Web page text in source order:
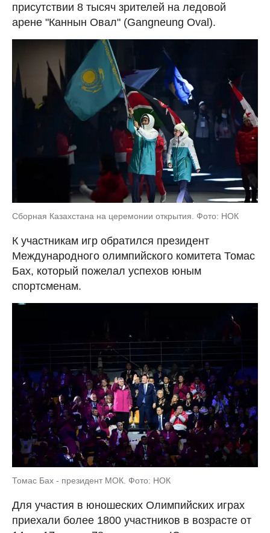
присутствии 8 тысяч зрителей на ледовой
арене "Каннын Овал" (Gangneung Oval).
Сборная Казахстана на церемонии открытия. Фото: НОК
К участникам игр обратился президент
Международного олимпийского комитета Томас
Бах, который пожелал успехов юным
спортсменам.
Томас Бах - президент МОК. Фото: НОК
Для участия в юношеских Олимпийских играх
приехали более 1800 участников в возрасте от